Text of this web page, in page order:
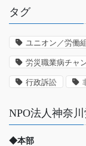
定
の
事
な
ど
タグ
ユニオン／労働
労災職業病チャ
行政訴訟
NPO法人神奈
◆本部